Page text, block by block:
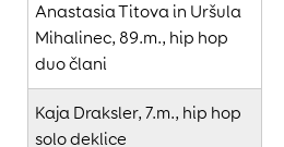
Anastasia Titova in Uršula
Mihalinec, 89.m., hip hop
duo člani
Kaja Draksler, 7.m., hip hop
solo deklice